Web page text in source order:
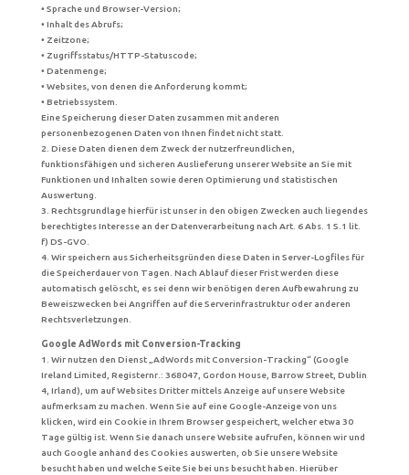
• Sprache und Browser-Version;
• Inhalt des Abrufs;
• Zeitzone;
• Zugriffsstatus/HTTP-Statuscode;
• Datenmenge;
• Websites, von denen die Anforderung kommt;
• Betriebssystem.
Eine Speicherung dieser Daten zusammen mit anderen
personenbezogenen Daten von Ihnen findet nicht statt.
2. Diese Daten dienen dem Zweck der nutzerfreundlichen,
funktionsfähigen und sicheren Auslieferung unserer Website an Sie mit
Funktionen und Inhalten sowie deren Optimierung und statistischen
Auswertung.
3. Rechtsgrundlage hierfür ist unser in den obigen Zwecken auch liegendes
berechtigtes Interesse an der Datenverarbeitung nach Art. 6 Abs. 1 S.1 lit.
f) DS-GVO.
4. Wir speichern aus Sicherheitsgründen diese Daten in Server-Logfiles für
die Speicherdauer von Tagen. Nach Ablauf dieser Frist werden diese
automatisch gelöscht, es sei denn wir benötigen deren Aufbewahrung zu
Beweiszwecken bei Angriffen auf die Serverinfrastruktur oder anderen
Rechtsverletzungen.
Google AdWords mit Conversion-Tracking
1. Wir nutzen den Dienst „AdWords mit Conversion-Tracking“ (Google
Ireland Limited, Registernr.: 368047, Gordon House, Barrow Street, Dublin
4, Irland), um auf Websites Dritter mittels Anzeige auf unsere Website
aufmerksam zu machen. Wenn Sie auf eine Google-Anzeige von uns
klicken, wird ein Cookie in Ihrem Browser gespeichert, welcher etwa 30
Tage gültig ist. Wenn Sie danach unsere Website aufrufen, können wir und
auch Google anhand des Cookies auswerten, ob Sie unsere Website
besucht haben und welche Seite Sie bei uns besucht haben. Hierüber